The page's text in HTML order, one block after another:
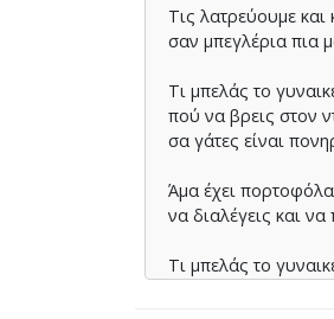
Τις λατρεύουµε
σαν µπεγλέρια πια
Τι µπελάς το
πού να βρεις στον
σα γάτες είναι
Άµα έχει πορτοφόλα
να διαλέγεις και
Τι µπελάς το